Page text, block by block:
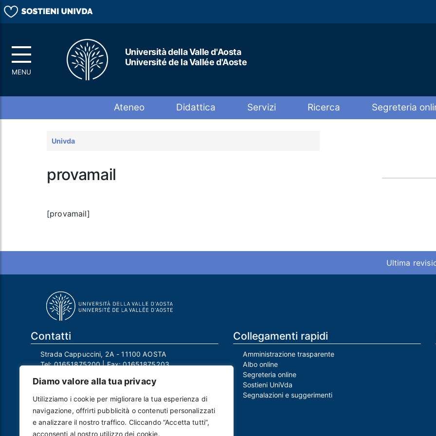
Diamo valore alla tua privacy
Utilizziamo i cookie per migliorare la tua esperienza di
navigazione, offrirti pubblicità o contenuti personalizzati
e analizzare il nostro traffico. Cliccando “Accetta tutti”,
acconsenti al nostro utilizzo dei cookie.
Università della Valle d'Aosta
Université de la Vallée d'Aoste
Ateneo Didattica Servizi Ricerca Segreteria
Univda
provamail
[provamail]
Ultima
Contatti
Strada Cappuccini, 2A - 11100 AOSTA
Tel:01651875200| Fax:01651875203
Mail Responsabile Protezione dei Dati:
rpd@univda.it
Posta certificata:protocollo@pec.univda.it
P.IVA 01040890079 e C.F. 91041130070
Codice Univoco Ufficio: UF2EU2
Collegamenti rapidi
Amministrazione trasparente
Albo online
Segreteria online
Sostieni UniVda
Segnalazioni e suggerimenti